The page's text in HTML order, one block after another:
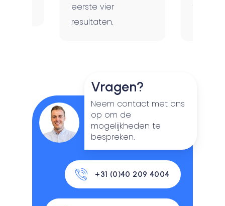
eerste vier
resultaten.
Vragen?
Neem contact met ons
op om de
mogelijkheden te
bespreken.
+31 (0)40 209 4004